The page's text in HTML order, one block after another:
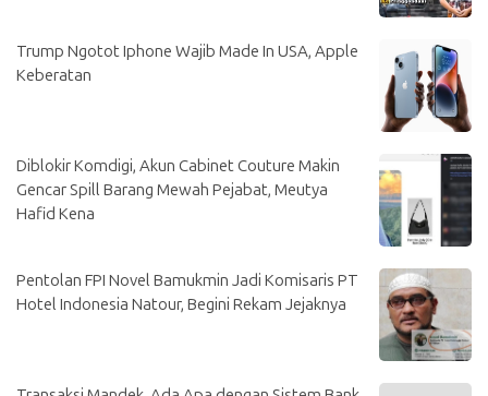
Trump Ngotot Iphone Wajib Made In USA, Apple
Keberatan
Diblokir Komdigi, Akun Cabinet Couture Makin
Gencar Spill Barang Mewah Pejabat, Meutya
Hafid Kena
Pentolan FPI Novel Bamukmin Jadi Komisaris PT
Hotel Indonesia Natour, Begini Rekam Jejaknya